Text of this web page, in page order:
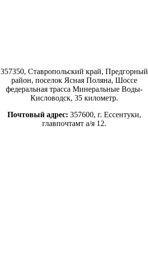
357350, Ставропольский край, Предгорный
район, поселок Ясная Поляна, Шоссе
федеральная трасса Минеральные Воды-
Кисловодск, 35 километр.
Почтовый адрес: 357600, г. Ессентуки,
главпочтамт а/я 12.